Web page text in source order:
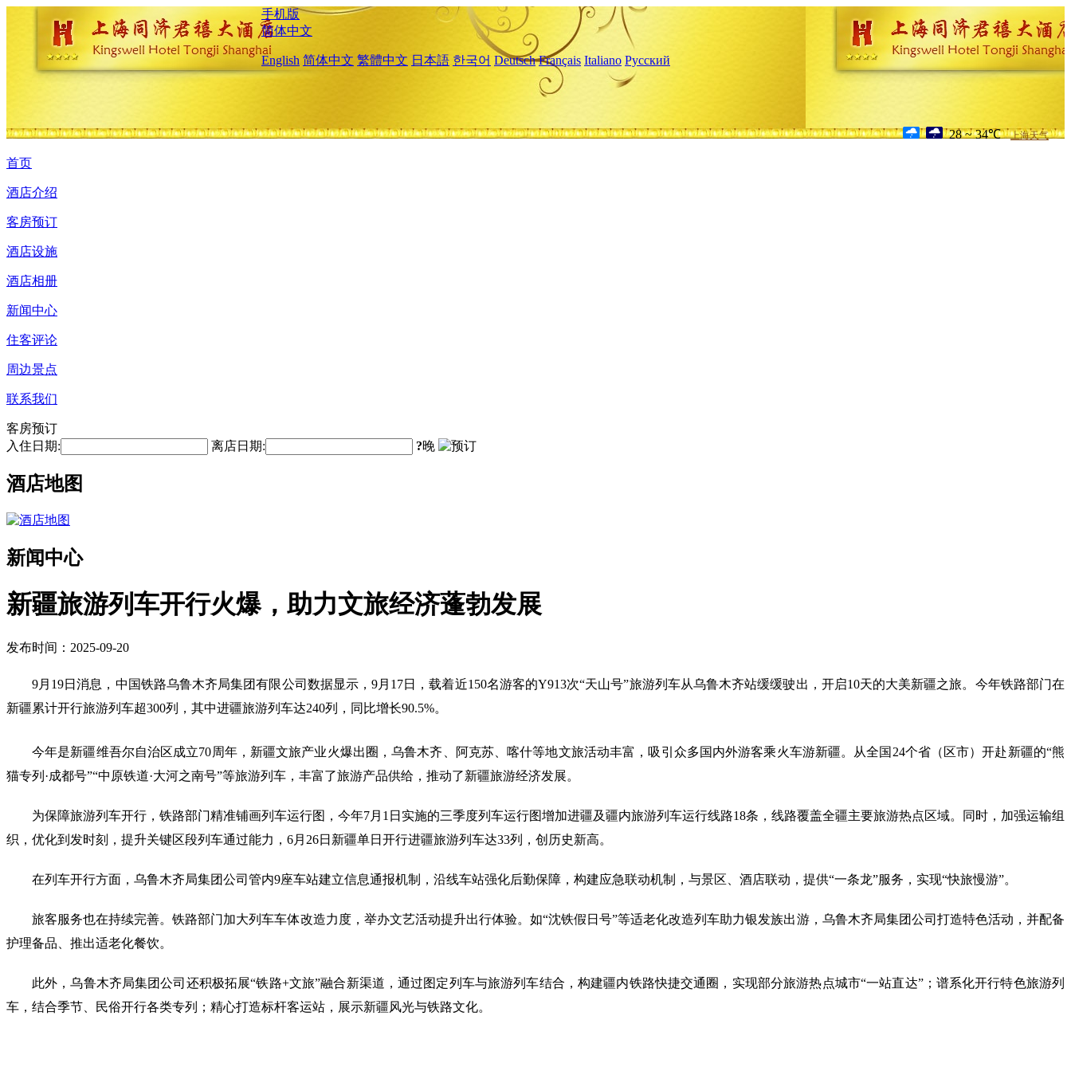
手机版
简体中文
English 简体中文 繁體中文 日本語 한국어 Deutsch Français Italiano Русский
28 ~ 34℃ 上海天气
首页
酒店介绍
客房预订
酒店设施
酒店相册
新闻中心
住客评论
周边景点
联系我们
客房预订
入住日期:
离店日期: ?晚
酒店地图
新闻中心
新疆旅游列车开行火爆，助力文旅经济蓬勃发展
发布时间：2025-09-20
9月19日消息，中国铁路乌鲁木齐局集团有限公司数据显示，9月17日，载着近150名游客的Y913次“天山号”旅游列车从乌鲁木齐站缓缓驶出，开启10天的大美新疆之旅。今年铁路部门在
新疆累计开行旅游列车超300列，其中进疆旅游列车达240列，同比增长90.5%。
今年是新疆维吾尔自治区成立70周年，新疆文旅产业火爆出圈，乌鲁木齐、阿克苏、喀什等地文旅活动丰富，吸引众多国内外游客乘火车游新疆。从全国24个省（区市）开赴新疆的“熊
猫专列·成都号”“中原铁道·大河之南号”等旅游列车，丰富了旅游产品供给，推动了新疆旅游经济发展。
为保障旅游列车开行，铁路部门精准铺画列车运行图，今年7月1日实施的三季度列车运行图增加进疆及疆内旅游列车运行线路18条，线路覆盖全疆主要旅游热点区域。同时，加强运输组
织，优化到发时刻，提升关键区段列车通过能力，6月26日新疆单日开行进疆旅游列车达33列，创历史新高。
在列车开行方面，乌鲁木齐局集团公司管内9座车站建立信息通报机制，沿线车站强化后勤保障，构建应急联动机制，与景区、酒店联动，提供“一条龙”服务，实现“快旅慢游”。
旅客服务也在持续完善。铁路部门加大列车车体改造力度，举办文艺活动提升出行体验。如“沈铁假日号”等适老化改造列车助力银发族出游，乌鲁木齐局集团公司打造特色活动，并配备
护理备品、推出适老化餐饮。
此外，乌鲁木齐局集团公司还积极拓展“铁路+文旅”融合新渠道，通过图定列车与旅游列车结合，构建疆内铁路快捷交通圈，实现部分旅游热点城市“一站直达”；谱系化开行特色旅游列
车，结合季节、民俗开行各类专列；精心打造标杆客运站，展示新疆风光与铁路文化。